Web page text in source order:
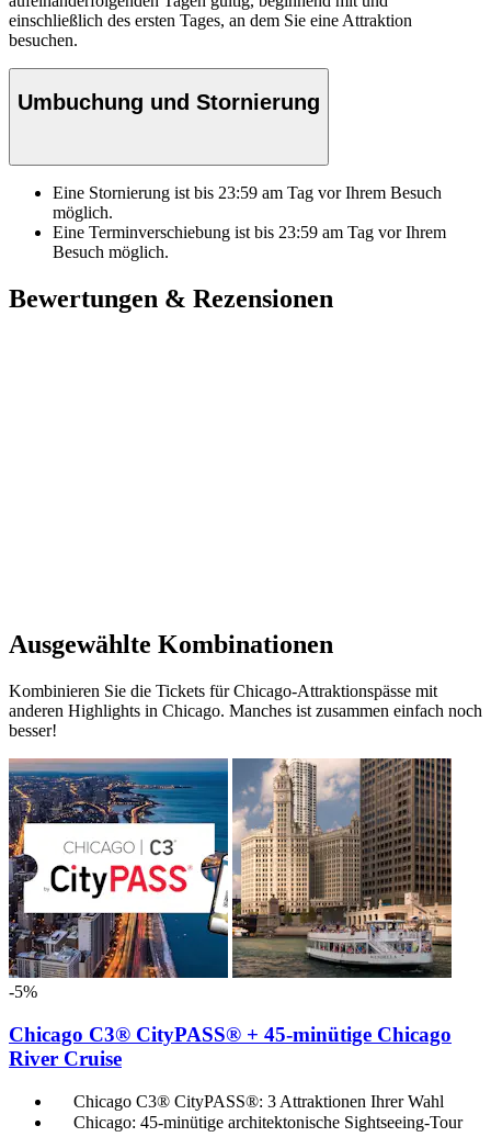
einschließlich des ersten Tages, an dem Sie eine Attraktion
besuchen.
Umbuchung und Stornierung
Eine Stornierung ist bis 23:59 am Tag vor Ihrem Besuch
möglich.
Eine Terminverschiebung ist bis 23:59 am Tag vor Ihrem
Besuch möglich.
Bewertungen & Rezensionen
Ausgewählte Kombinationen
Kombinieren Sie die Tickets für Chicago-Attraktionspässe mit
anderen Highlights in Chicago. Manches ist zusammen einfach noch
besser!
-5%
Chicago C3® CityPASS® + 45-minütige Chicago
River Cruise
Chicago C3® CityPASS®: 3 Attraktionen Ihrer Wahl
Chicago: 45-minütige architektonische Sightseeing-Tour